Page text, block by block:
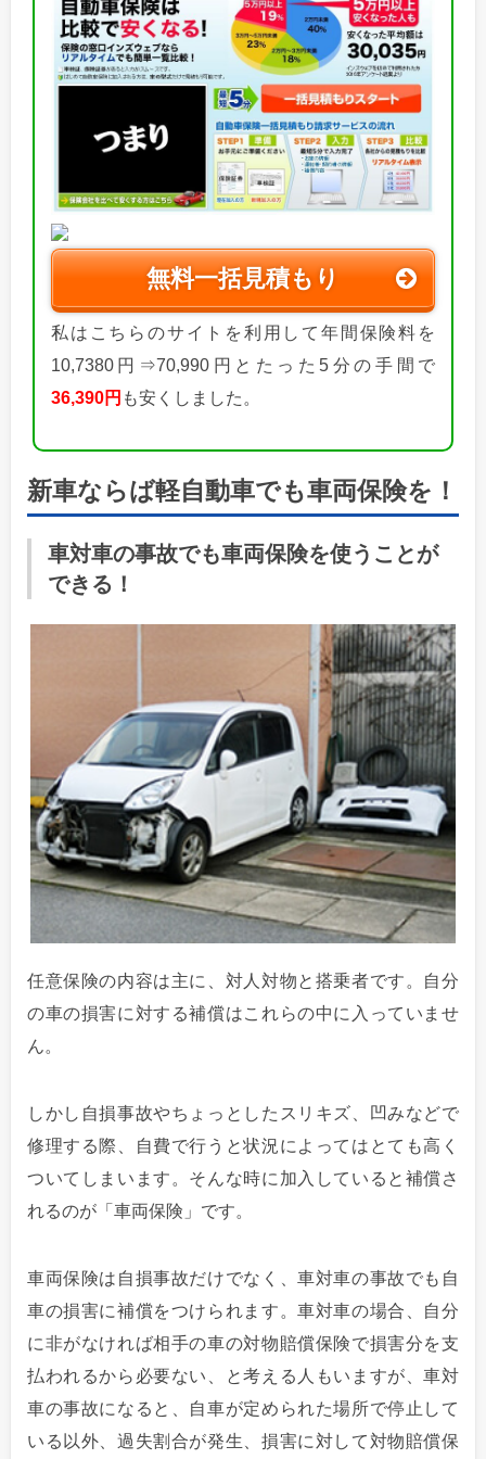
無料一括見積もり
私はこちらのサイトを利用して年間保険料を
10,7380円⇒70,990円とたった5分の手間で
36,390円 も安くしました。
新車ならば軽自動車でも車両保険を！
車対車の事故でも車両保険を使うことが
できる！
任意保険の内容は主に、対人対物と搭乗者です。自分
の車の損害に対する補償はこれらの中に入っていませ
ん。
しかし自損事故やちょっとしたスリキズ、凹みなどで
修理する際、自費で行うと状況によってはとても高く
ついてしまいます。そんな時に加入していると補償さ
れるのが「車両保険」です。
車両保険は自損事故だけでなく、車対車の事故でも自
車の損害に補償をつけられます。車対車の場合、自分
に非がなければ相手の車の対物賠償保険で損害分を支
払われるから必要ない、と考える人もいますが、車対
車の事故になると、自車が定められた場所で停止して
いる以外、過失割合が発生、損害に対して対物賠償保